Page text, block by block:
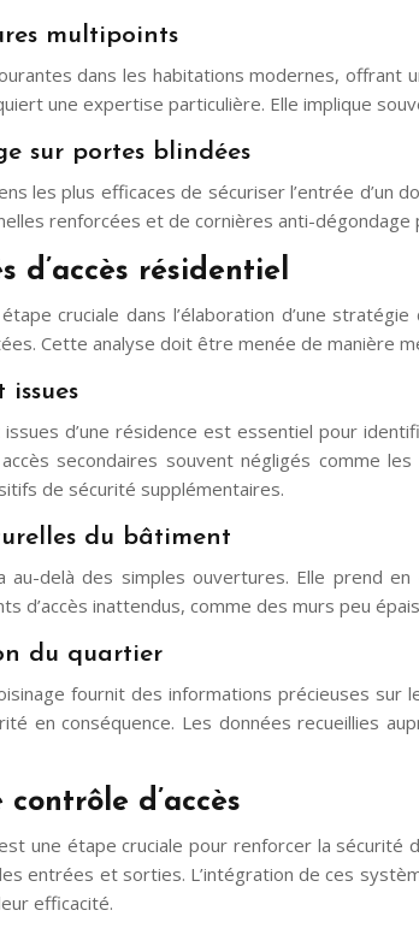
multipoints
dans les habitations modernes,
une expertise particulière. Elle implique
sur portes blindées
les plus efficaces de sécuriser l’entrée d’un
renforcées et de cornières anti-
d’accès résidentiel
étape cruciale dans l’élaboration d’une
Cette analyse doit être menée de manière
d’une résidence est essentiel pour
secondaires souvent négligés comme
de sécurité supplémentaires.
du bâtiment
delà des simples ouvertures. Elle prend
d’accès inattendus, comme des murs peu
du quartier
fournit des informations précieuses
en conséquence. Les données recueillies
d’accès
une étape cruciale pour renforcer la
entrées et sorties. L’intégration de ces
efficacité.